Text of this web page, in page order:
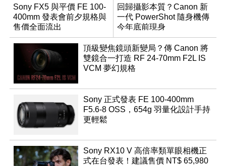
Sony FX5 與平價 FE 100-
400mm 發表會前夕規格與
售價全面流出
回歸攝影本質？Canon 新
一代 PowerShot 隨身機傳
今年底前現身
頂級變焦鏡頭新變局？傳 Canon 將
雙鏡合一打造 RF 24-70mm F2L IS
VCM 夢幻規格
Sony 正式發表 FE 100-400mm
F5.6-8 OSS，654g 羽量化設計手持
更輕鬆
Sony RX10 V 高倍率類單眼相機正
式在台發表！建議售價 NT$ 65,980